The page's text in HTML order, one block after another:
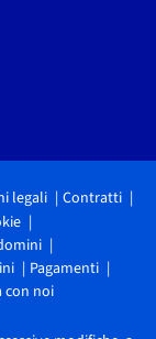
legali
Contratti
Pagamenti
con noi